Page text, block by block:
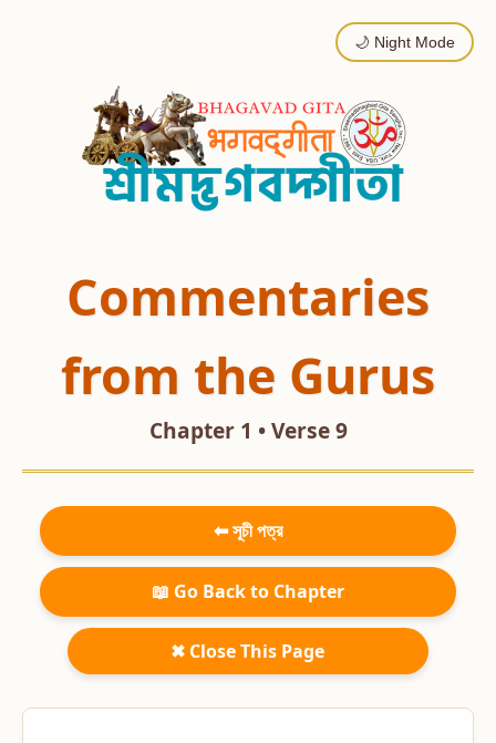
🌙 Night Mode
Commentaries
from the Gurus
Chapter 1 • Verse 9
⬅ সূচী পত্র
📖 Go Back to Chapter
✖ Close This Page